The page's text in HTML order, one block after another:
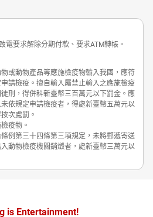
電要求解除分期付款、要求ATM轉帳。
或動物產品等應施檢疫物輸入我國，應符
請檢疫。擅自輸入屬禁止輸入之應施檢疫
刑，得併科新臺幣三百萬元以下罰金。應
依規定申請檢疫者，得處新臺幣五萬元以
次處罰。
疫物。
例第三十四條第三項規定，未將郵遞寄送
動物檢疫機關銷燬者，處新臺幣三萬元以
is Entertainment!